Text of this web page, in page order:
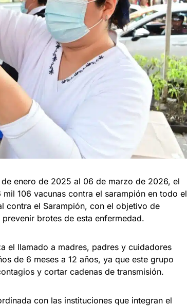
enero de 2025 al 06 de marzo de 2026, el
106 vacunas contra el sarampión en todo el
contra el Sarampión, con el objetivo de
brotes de esta enfermedad.
el llamado a madres, padres y cuidadores
de 6 meses a 12 años, ya que este grupo
y cortar cadenas de transmisión.
con las instituciones que integran el